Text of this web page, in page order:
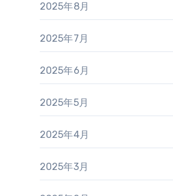
2025年8月
2025年7月
2025年6月
2025年5月
2025年4月
2025年3月